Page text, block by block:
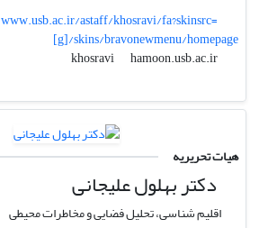
www.usb.ac.ir/astaff/khosravi/fa?skinsrc=
[g]/skins/bravonewmenu/homepage
khosravi
hamoon.usb.ac.ir
هیات تحریریه
دکتر بهلول علیجانی
اقلیم شناسی، تحلیل فضایی و مخاطرات محیطی